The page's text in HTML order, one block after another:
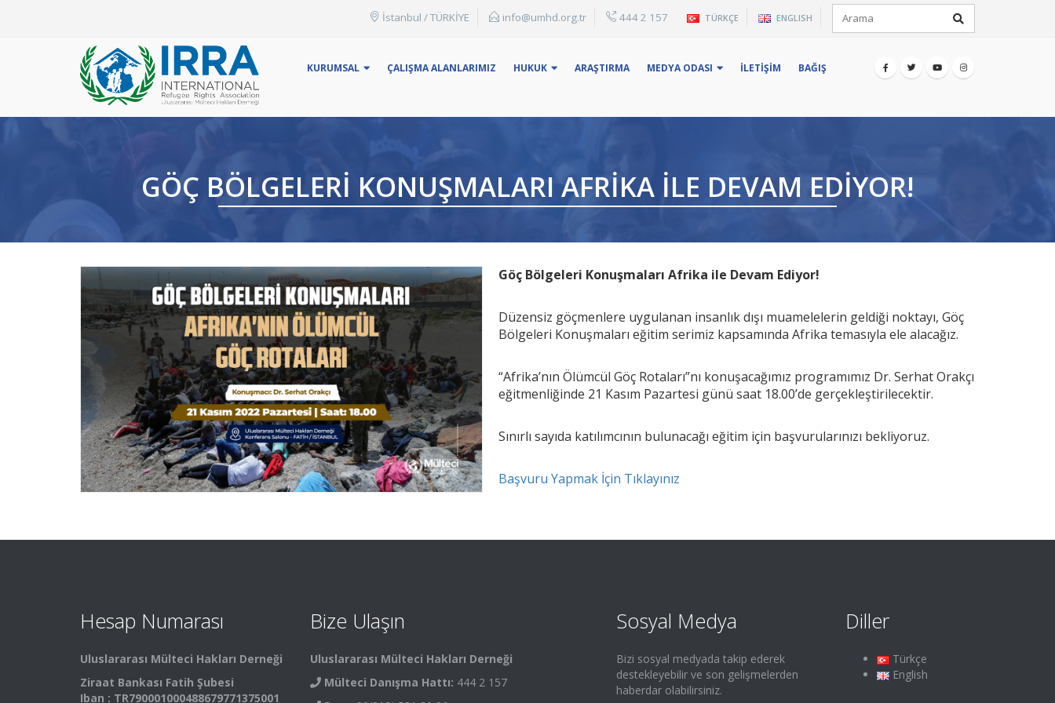
İstanbul / TÜRKİYE info@umhd.org.tr 444 2 157 TÜRKÇE ENGLISH
KURUMSAL ÇALIŞMA ALANLARIMIZ HUKUK ARAŞTIRMA MEDYA ODASI İLETIŞIM BAĞIŞ
GÖÇ BÖLGELERI KONUŞMALARI AFRIKA ILE DEVAM EDIYOR!
Göç Bölgeleri Konuşmaları Afrika ile Devam Ediyor!
Düzensiz göçmenlere uygulanan insanlık dışı muamelelerin geldiği noktayı, Göç
Bölgeleri Konuşmaları eğitim serimiz kapsamında Afrika temasıyla ele alacağız.
“Afrika’nın Ölümcül Göç Rotaları”nı konuşacağımız programımız Dr. Serhat Orakçı
eğitmenliğinde 21 Kasım Pazartesi günü saat 18.00’de gerçekleştirilecektir.
Sınırlı sayıda katılımcının bulunacağı eğitim için başvurularınızı bekliyoruz.
Başvuru Yapmak İçin Tıklayınız
Hesap Numarası
Uluslararası Mülteci Hakları Derneği
Ziraat Bankası Fatih Şubesi
Iban : TR790001000488679771375001
Bize Ulaşın
Uluslararası Mülteci Hakları Derneği
Mülteci Danışma Hattı: 444 2 157
Sosyal Medya
Bizi sosyal medyada takip ederek
destekleyebilir ve son gelişmelerden
haberdar olabilirsiniz.
Diller
Türkçe
English